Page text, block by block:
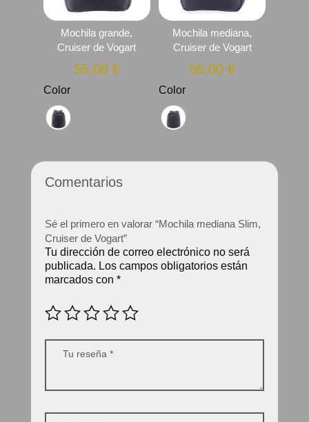
Mochila grande,
Cruiser de Vogart
55.00 €
Color
Mochila mediana,
Cruiser de Vogart
56.00€
Color
Comentarios
Sé el primero en valorar “Mochila mediana Slim,
Cruiser de Vogart”
Tu dirección de correo electrónico no será
publicada. Los campos obligatorios están
marcados con *